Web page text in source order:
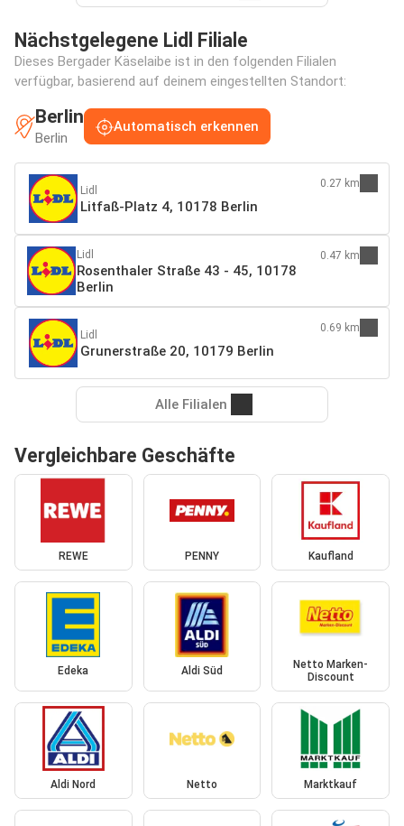
Nächstgelegene Lidl Filiale
Dieses Bergader Käselaibe ist in den folgenden Filialen
verfügbar, basierend auf deinem eingestellten Standort:
Berlin
Berlin
Automatisch erkennen
Lidl
Litfaß-Platz 4, 10178 Berlin
0.27 km
Lidl
Rosenthaler Straße 43 - 45, 10178
Berlin
0.47 km
Lidl
Grunerstraße 20, 10179 Berlin
0.69 km
Alle Filialen
Vergleichbare Geschäfte
REWE PENNY Kaufland
Edeka Aldi Süd
Netto Marken-
Discount
Aldi Nord Netto Marktkauf